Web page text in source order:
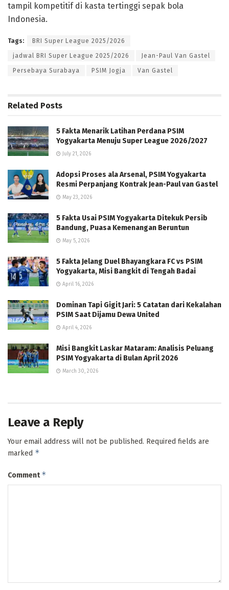
tampil kompetitif di kasta tertinggi sepak bola
Indonesia.
Tags: BRI Super League 2025/2026
jadwal BRI Super League 2025/2026 Jean-Paul Van Gastel
Persebaya Surabaya PSIM Jogja Van Gastel
Related Posts
5 Fakta Menarik Latihan Perdana PSIM
Yogyakarta Menuju Super League 2026/2027
July 21, 2026
Adopsi Proses ala Arsenal, PSIM Yogyakarta
Resmi Perpanjang Kontrak Jean-Paul van Gastel
May 23, 2026
5 Fakta Usai PSIM Yogyakarta Ditekuk Persib
Bandung, Puasa Kemenangan Beruntun
May 5, 2026
5 Fakta Jelang Duel Bhayangkara FC vs PSIM
Yogyakarta, Misi Bangkit di Tengah Badai
April 16, 2026
Dominan Tapi Gigit Jari: 5 Catatan dari Kekalahan
PSIM Saat Dijamu Dewa United
April 4, 2026
Misi Bangkit Laskar Mataram: Analisis Peluang
PSIM Yogyakarta di Bulan April 2026
March 30, 2026
Leave a Reply
Your email address will not be published. Required fields are
marked *
Comment*